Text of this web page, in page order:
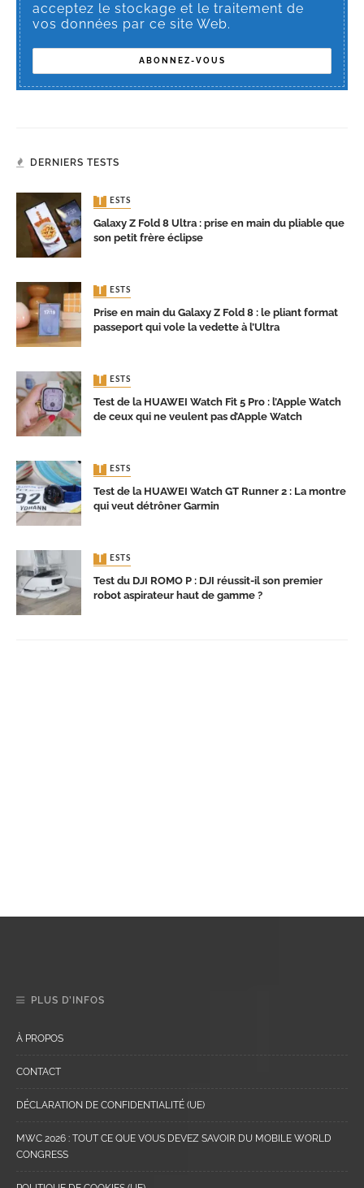
acceptez le stockage et le traitement de
vos données par ce site Web.
DERNIERS TESTS
TESTS
Galaxy Z Fold 8 Ultra : prise en main du pliable que
son petit frère éclipse
TESTS
Prise en main du Galaxy Z Fold 8 : le pliant format
passeport qui vole la vedette à l’Ultra
TESTS
Test de la HUAWEI Watch Fit 5 Pro : l’Apple Watch
de ceux qui ne veulent pas d’Apple Watch
TESTS
Test de la HUAWEI Watch GT Runner 2 : La montre
qui veut détrôner Garmin
TESTS
Test du DJI ROMO P : DJI réussit-il son premier
robot aspirateur haut de gamme ?
PLUS D’INFOS
À PROPOS
CONTACT
DÉCLARATION DE CONFIDENTIALITÉ (UE)
MWC 2026 : TOUT CE QUE VOUS DEVEZ SAVOIR DU MOBILE WORLD
CONGRESS